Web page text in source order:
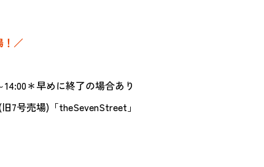
／
＊早めに終了の場合あり
号売場)「theSevenStreet」